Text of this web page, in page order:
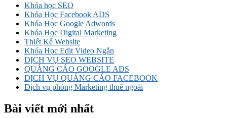
Khóa học SEO
Khóa Học Facebook ADS
Khóa Học Google Adwords
Khóa Học Digital Marketing
Thiết Kế Website
Khóa Học Edit Video Ngắn
DỊCH VỤ SEO WEBSITE
QUẢNG CÁO GOOGLE ADS
DỊCH VỤ QUẢNG CÁO FACEBOOK
Dịch vụ phòng Marketing thuê ngoài
Bài viết mới nhất